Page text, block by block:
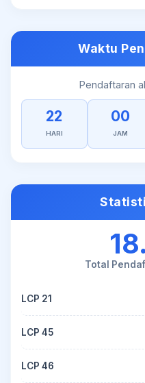
Waktu
Pendaftaran
22
HARI
00
JAM
Total
LCP 21
LCP 45
LCP 46